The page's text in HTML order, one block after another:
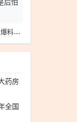
军事爱好者随意爆料被判刑！网友炸锅，评论区全是后怕的声音
药房
全国